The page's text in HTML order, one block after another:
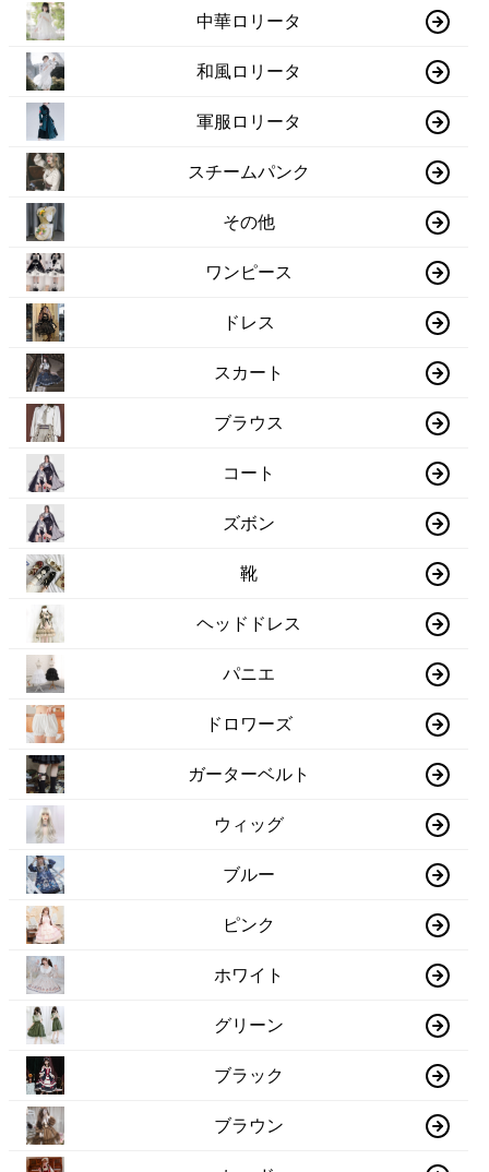
中華ロリータ
和風ロリータ
軍服ロリータ
スチームパンク
その他
ワンピース
ドレス
スカート
ブラウス
コート
ズボン
靴
ヘッドドレス
パニエ
ドロワーズ
ガーターベルト
ウィッグ
ブルー
ピンク
ホワイト
グリーン
ブラック
ブラウン